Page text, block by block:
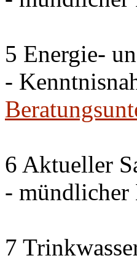
5 Energie-
-
6 Aktueller
- mündlicher
7